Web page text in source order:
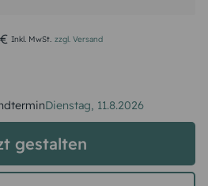
Inkl. MwSt. zzgl. Versand
Dienstag, 11.8.2026
gestalten